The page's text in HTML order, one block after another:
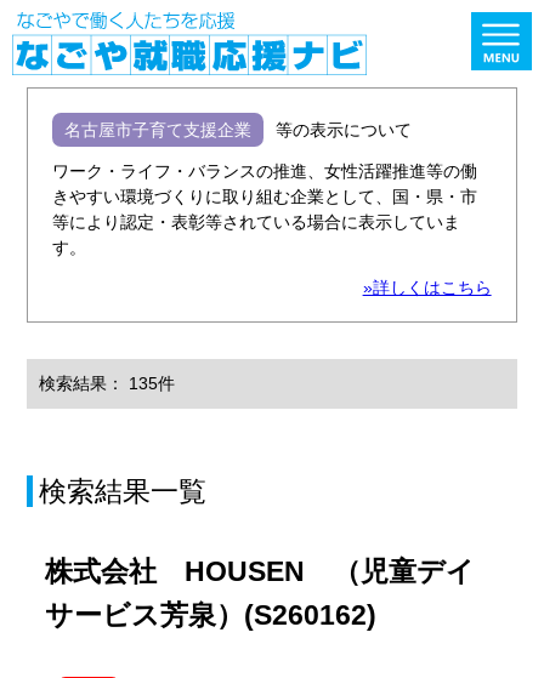
名古屋市子育て支援企業 等の表示について
ワーク・ライフ・バランスの推進、女性活躍推進等の働
きやすい環境づくりに取り組む企業として、国・県・市
等により認定・表彰等されている場合に表示していま
す。
»詳しくはこちら
検索結果： 135件
検索結果一覧
株式会社 HOUSEN （児童デイ
サービス芳泉）(S260162)